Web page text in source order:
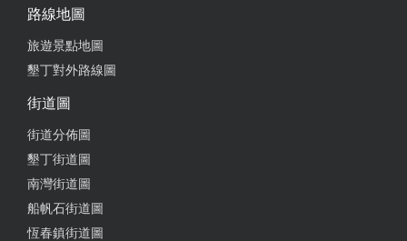
路線地圖
旅遊景點地圖
墾丁對外路線圖
街道圖
街道分佈圖
墾丁街道圖
南灣街道圖
船帆石街道圖
恆春鎮街道圖